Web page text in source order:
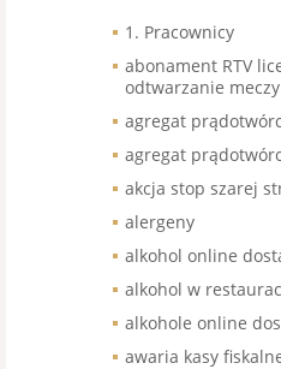
1. Pracownicy
abonament RTV
odtwarzanie meczy
agregat
agregat
akcja stop szarej
alergeny
alkohol online
alkohol w
alkohole online
awaria kasy